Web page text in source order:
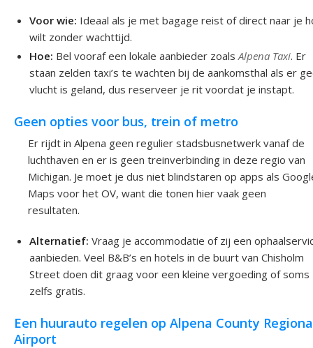
Voor wie: Ideaal als je met bagage reist of direct naar je
wilt zonder wachttijd.
Hoe: Bel vooraf een lokale aanbieder zoalsAlpena Taxi. Er
staan zelden taxi’s te wachten bij de aankomsthal als er
vlucht is geland, dus reserveer je rit voordat je instapt.
Geen opties voor bus, trein of metro
Er rijdt in Alpena geen regulier stadsbusnetwerk vanaf de
luchthaven en er is geen treinverbinding in deze regio van
Michigan. Je moet je dus niet blindstaren op apps als
Maps voor het OV, want die tonen hier vaak geen
resultaten.
Alternatief: Vraag je accommodatie of zij een
aanbieden. Veel B&B’s en hotels in de buurt van Chisholm
Street doen dit graag voor een kleine vergoeding of soms
zelfs gratis.
Een huurauto regelen op Alpena County
Airport